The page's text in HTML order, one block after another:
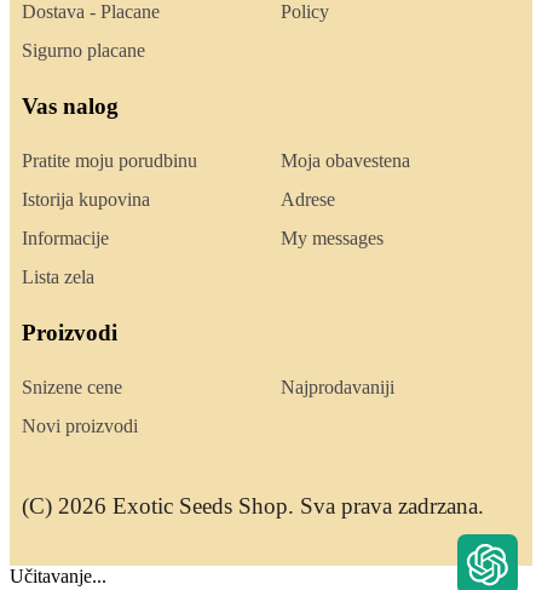
Dostava - Placane
Sigurno placane
Policy
Vas nalog
Pratite moju porudbinu
Istorija kupovina
Informacije
Lista zela
Moja obavestena
Adrese
My messages
Proizvodi
Snizene cene
Novi proizvodi
Najprodavaniji
(C) 2026 Exotic Seeds Shop. Sva prava zadrzana.
Učitavanje...